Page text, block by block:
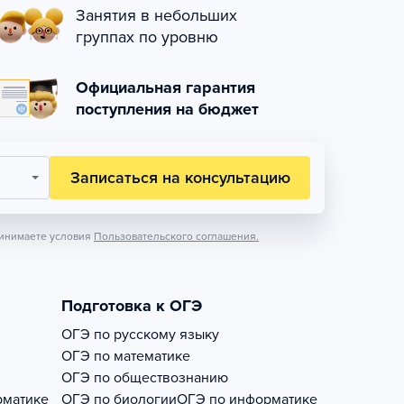
Занятия в небольших
группах по уровню
Официальная гарантия
поступления на бюджет
Записаться на консультацию
условия Пользовательского соглашения.
Подготовка к ОГЭ
ОГЭ по русскому языку
ОГЭ по математике
ОГЭ по обществознанию
ОГЭ по биологииОГЭ по информатике